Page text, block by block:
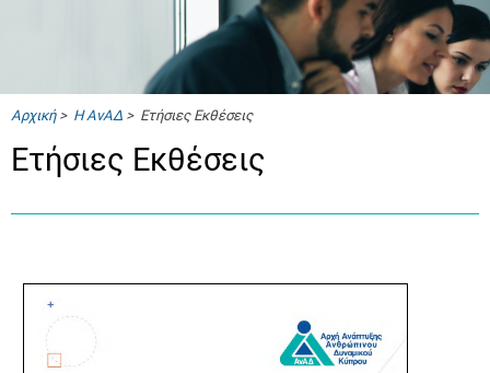
Αρχική> Η ΑνΑΔ > Ετήσιες Εκθέσεις
Ετήσιες Εκθέσεις